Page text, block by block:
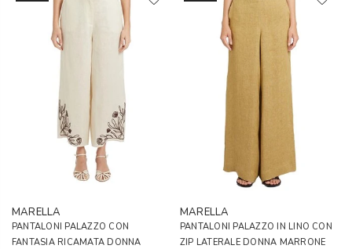
MARELLA
PANTALONI PALAZZO CON
FANTASIA RICAMATA DONNA
MARELLA
PANTALONI PALAZZO IN LINO CON
ZIP LATERALE DONNA MARRONE